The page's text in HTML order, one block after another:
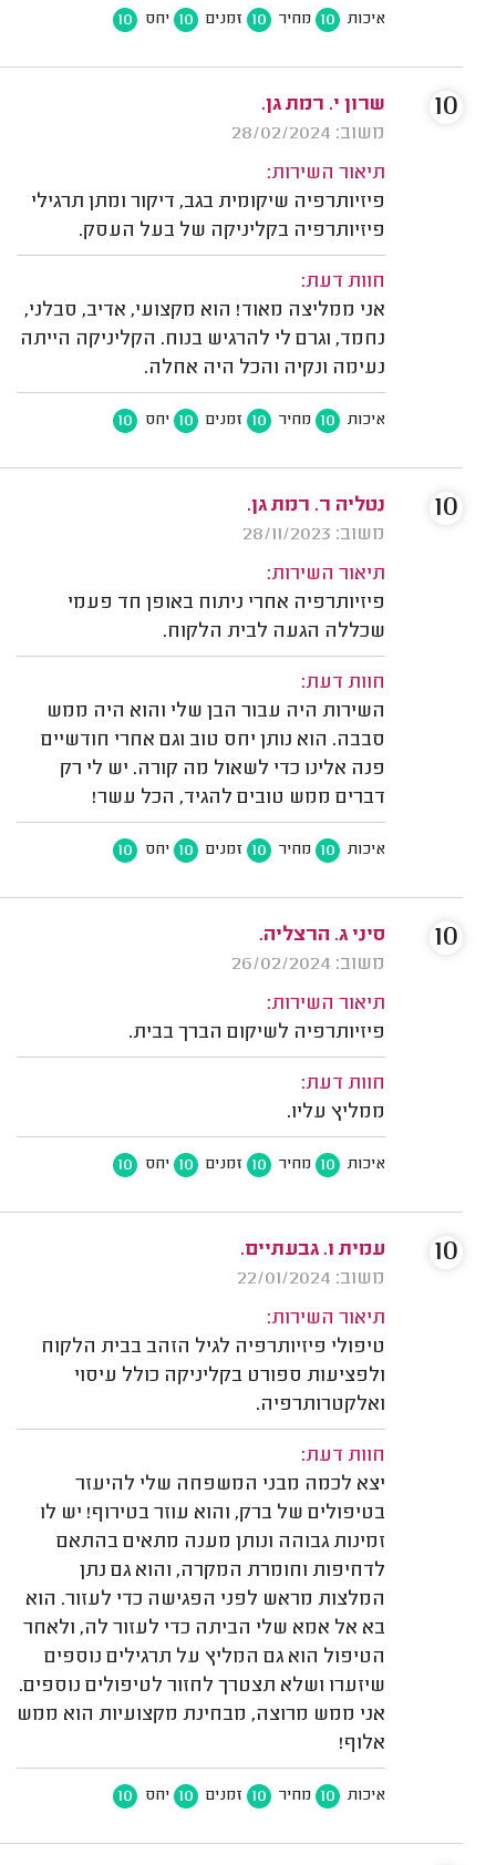
איכות 10 מחיר 10 זמנים 10 יחס 10
שרון י. רמת גן.
משוב: 28/02/2024
תיאור השירות:
פיזיותרפיה שיקומית בגב, דיקור ומתן תרגילי
פיזיותרפיה בקליניקה של בעל העסק.
חוות דעת:
אני ממליצה מאוד! הוא מקצועי, אדיב, סבלני,
נחמד, וגרם לי להרגיש בנוח. הקליניקה הייתה
נעימה ונקיה והכל היה אחלה.
איכות 10 מחיר 10 זמנים 10 יחס 10
10
נטליה ר. רמת גן.
משוב: 28/11/2023
תיאור השירות:
פיזיותרפיה אחרי ניתוח באופן חד פעמי
שכללה הגעה לבית הלקוח.
חוות דעת:
השירות היה עבור הבן שלי והוא היה ממש
סבבה. הוא נותן יחס טוב וגם אחרי חודשיים
פנה אלינו כדי לשאול מה קורה. יש לי רק
דברים ממש טובים להגיד, הכל עשר!
איכות 10 מחיר 10 זמנים 10 יחס 10
10
סיני ג. הרצליה.
משוב: 26/02/2024
תיאור השירות:
פיזיותרפיה לשיקום הברך בבית.
חוות דעת:
ממליץ עליו.
איכות 10 מחיר 10 זמנים 10 יחס 10
10
עמית ו. גבעתיים.
משוב: 22/01/2024
תיאור השירות:
טיפולי פיזיותרפיה לגיל הזהב בבית הלקוח
ולפציעות ספורט בקליניקה כולל עיסוי
ואלקטרותרפיה.
חוות דעת:
יצא לכמה מבני המשפחה שלי להיעזר
בטיפולים של ברק, והוא עוזר בטירוף! יש לו
זמינות גבוהה ונותן מענה מתאים בהתאם
לדחיפות וחומרת המקרה, והוא גם נתן
המלצות מראש לפני הפגישה כדי לעזור. הוא
בא אל אמא שלי הביתה כדי לעזור לה, ולאחר
הטיפול הוא גם המליץ על תרגילים נוספים
שיזערו ושלא תצטרך לחזור לטיפולים נוספים.
אני ממש מרוצה, מבחינת מקצועיות הוא ממש
אלוף!
איכות 10 מחיר 10 זמנים 10 יחס 10
10